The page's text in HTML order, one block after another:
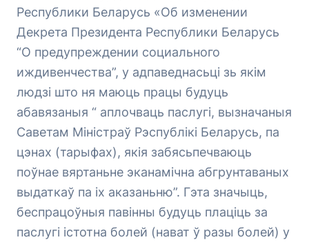
Республики Беларусь «Об изменении
Декрета Президента Республики Беларусь
“О предупреждении социального
иждивенчества”, у адпаведнасьці зь якім
людзі што ня маюць працы будуць
абавязаныя “ аплочваць паслугі, вызначаныя
Саветам Міністраў Рэспублікі Беларусь, па
цэнах (тарыфах), якія забясьпечваюць
поўнае вяртаньне эканамічна абгрунтаваных
выдаткаў па іх аказаньню”. Гэта значыць,
беспрацоўныя павінны будуць плаціць за
паслугі істотна болей (нават ў разы болей) у